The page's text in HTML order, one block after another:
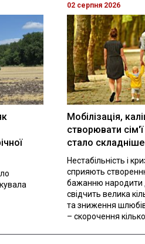
02 серпня 2026
Мобілізація,
створювати сім'ї
стало складніше
Нестабільність і
сприяють
бажанню народити
свідчить велика
та зниження
– скорочення